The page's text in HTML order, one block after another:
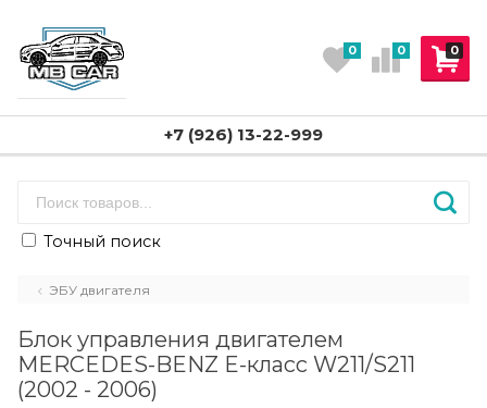
0
0 0
+7 (926) 13-22-999
Точный поиск
ЭБУ двигателя
Блок управления двигателем
MERCEDES-BENZ E-класс W211/S211
(2002 - 2006)